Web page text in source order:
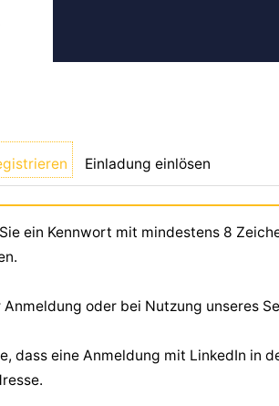
Einladung einlösen
ein Kennwort mit mindestens 8
oder bei Nutzung unseres
dass eine Anmeldung mit LinkedIn in